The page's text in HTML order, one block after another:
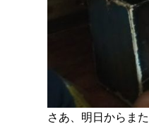
さあ、明日からま